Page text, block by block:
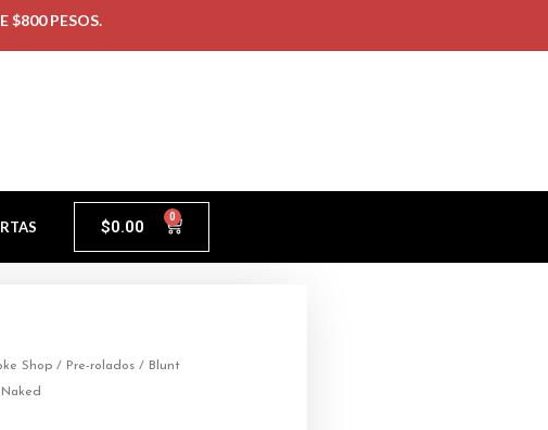
$800 PESOS.
$0.00 0
Shop / Pre-rolados / Blunt